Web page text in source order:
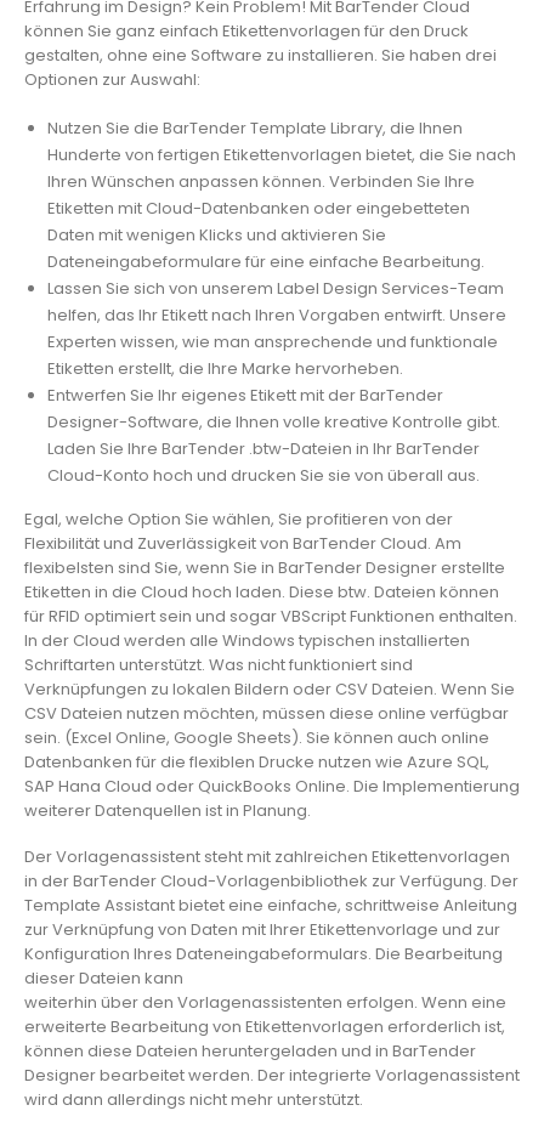
Erfahrung im Design? Kein Problem! Mit BarTender Cloud
können Sie ganz einfach Etikettenvorlagen für den Druck
gestalten, ohne eine Software zu installieren. Sie haben drei
Optionen zur Auswahl:
Nutzen Sie die BarTender Template Library, die Ihnen
Hunderte von fertigen Etikettenvorlagen bietet, die Sie nach
Ihren Wünschen anpassen können. Verbinden Sie Ihre
Etiketten mit Cloud-Datenbanken oder eingebetteten
Daten mit wenigen Klicks und aktivieren Sie
Dateneingabeformulare für eine einfache Bearbeitung.
Lassen Sie sich von unserem Label Design Services-Team
helfen, das Ihr Etikett nach Ihren Vorgaben entwirft. Unsere
Experten wissen, wie man ansprechende und funktionale
Etiketten erstellt, die Ihre Marke hervorheben.
Entwerfen Sie Ihr eigenes Etikett mit der BarTender
Designer-Software, die Ihnen volle kreative Kontrolle gibt.
Laden Sie Ihre BarTender .btw-Dateien in Ihr BarTender
Cloud-Konto hoch und drucken Sie sie von überall aus.
Egal, welche Option Sie wählen, Sie profitieren von der
Flexibilität und Zuverlässigkeit von BarTender Cloud. Am
flexibelsten sind Sie, wenn Sie in BarTender Designer erstellte
Etiketten in die Cloud hoch laden. Diese btw. Dateien können
für RFID optimiert sein und sogar VBScript Funktionen enthalten.
In der Cloud werden alle Windows typischen installierten
Schriftarten unterstützt. Was nicht funktioniert sind
Verknüpfungen zu lokalen Bildern oder CSV Dateien. Wenn Sie
CSV Dateien nutzen möchten, müssen diese online verfügbar
sein. (Excel Online, Google Sheets). Sie können auch online
Datenbanken für die flexiblen Drucke nutzen wie Azure SQL,
SAP Hana Cloud oder QuickBooks Online. Die Implementierung
weiterer Datenquellen ist in Planung.
Der Vorlagenassistent steht mit zahlreichen Etikettenvorlagen
in der BarTender Cloud-Vorlagenbibliothek zur Verfügung. Der
Template Assistant bietet eine einfache, schrittweise Anleitung
zur Verknüpfung von Daten mit Ihrer Etikettenvorlage und zur
Konfiguration Ihres Dateneingabeformulars. Die Bearbeitung
dieser Dateien kann
weiterhin über den Vorlagenassistenten erfolgen. Wenn eine
erweiterte Bearbeitung von Etikettenvorlagen erforderlich ist,
können diese Dateien heruntergeladen und in BarTender
Designer bearbeitet werden. Der integrierte Vorlagenassistent
wird dann allerdings nicht mehr unterstützt.